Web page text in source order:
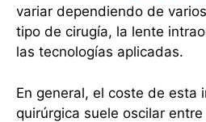
variar dependiendo de
tipo de cirugía, la lente
las tecnologías aplicadas.
En general, el coste de esta
quirúrgica suele oscilar entre